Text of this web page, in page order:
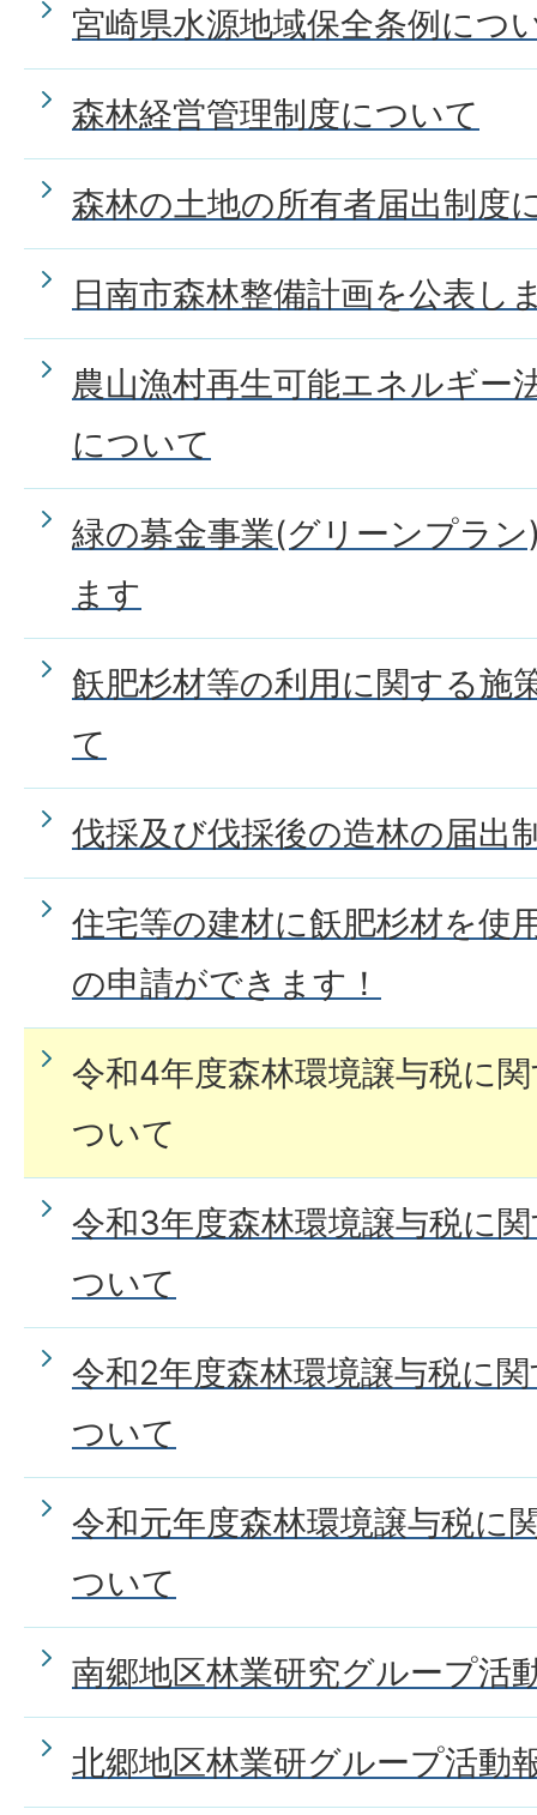
宮崎県水源地域保全条例につ
森林経営管理制度について
森林の土地の所有者届出制度
日南市森林整備計画を公表し
農山漁村再生可能エネルギー
について
緑の募金事業(グリーンプラ
ます
飫肥杉材等の利用に関する施
て
伐採及び伐採後の造林の届出
住宅等の建材に飫肥杉材を使
の申請ができます！
令和4年度森林環境譲与税に
ついて
令和3年度森林環境譲与税に
ついて
令和2年度森林環境譲与税に
ついて
令和元年度森林環境譲与税に
ついて
南郷地区林業研究グループ活
北郷地区林業研グループ活動